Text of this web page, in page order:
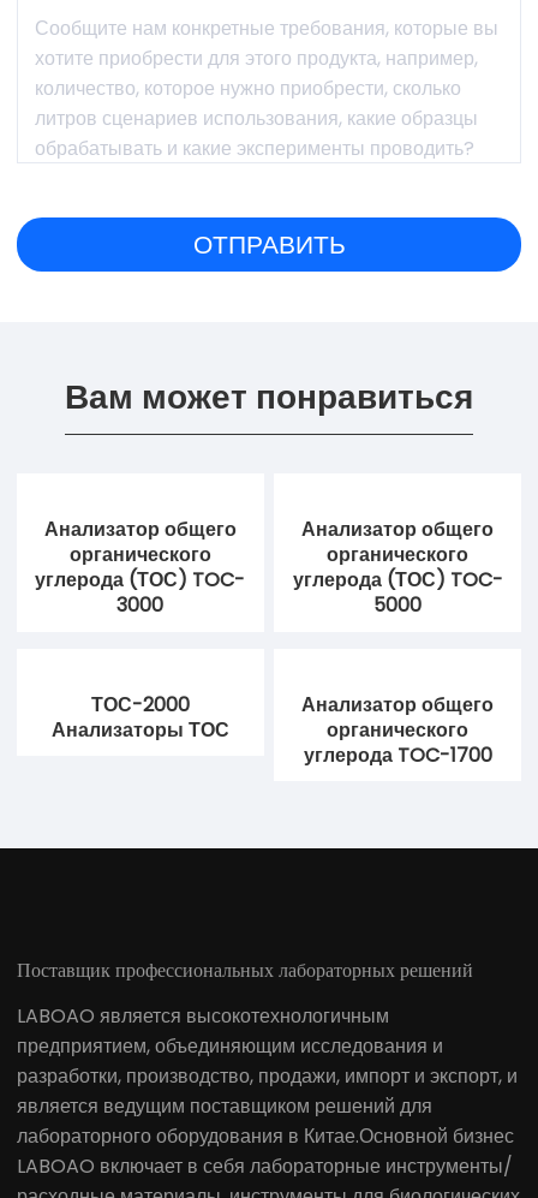
Вам может понравиться
Анализатор общего
органического
углерода (ТОС) TOC-
3000
Анализатор общего
органического
углерода (ТОС) TOC-
5000
ТОС-2000
Анализаторы ТОС
Анализатор общего
органического
углерода TOC-1700
Поставщик профессиональных лабораторных решений
LABOAO является высокотехнологичным
предприятием, объединяющим исследования и
разработки, производство, продажи, импорт и экспорт, и
является ведущим поставщиком решений для
лабораторного оборудования в Китае.Основной бизнес
LABOAO включает в себя лабораторные инструменты/